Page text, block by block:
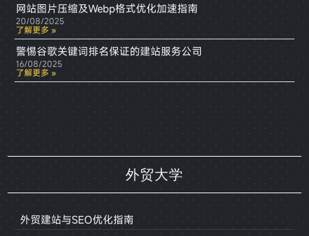
网站图片压缩及Webp格式优化加速指南
20/08/2025
了解更多 »
警惕谷歌关键词排名保证的建站服务公司
16/08/2025
了解更多 »
外贸大学
外贸建站与SEO优化指南